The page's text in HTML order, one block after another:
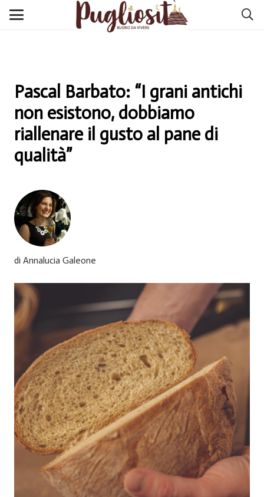
Pascal Barbato: “I grani antichi
non esistono, dobbiamo
riallenare il gusto al pane di
qualità”
di Annalucia Galeone